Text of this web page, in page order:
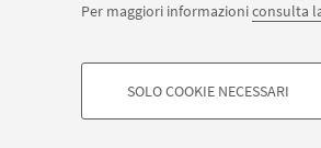
Per maggiori informazioniconsulta
COOKIE DI PROFILAZIONE -
SOLO COOKIE NECESSARI
©Copyright 2026 - ALMA